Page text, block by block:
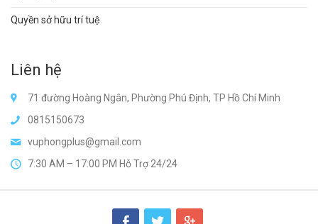
Quyền sở hữu trí tuệ
Liên hệ
71 đường Hoàng Ngân, Phường Phú Định, TP Hồ Chí Minh
0815150673
vuphongplus@gmail.com
7:30 AM – 17:00 PM Hỗ Trợ 24/24